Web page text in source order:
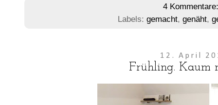
4
Labels:gemacht,genäht,
12. April
Frühling. Kaum